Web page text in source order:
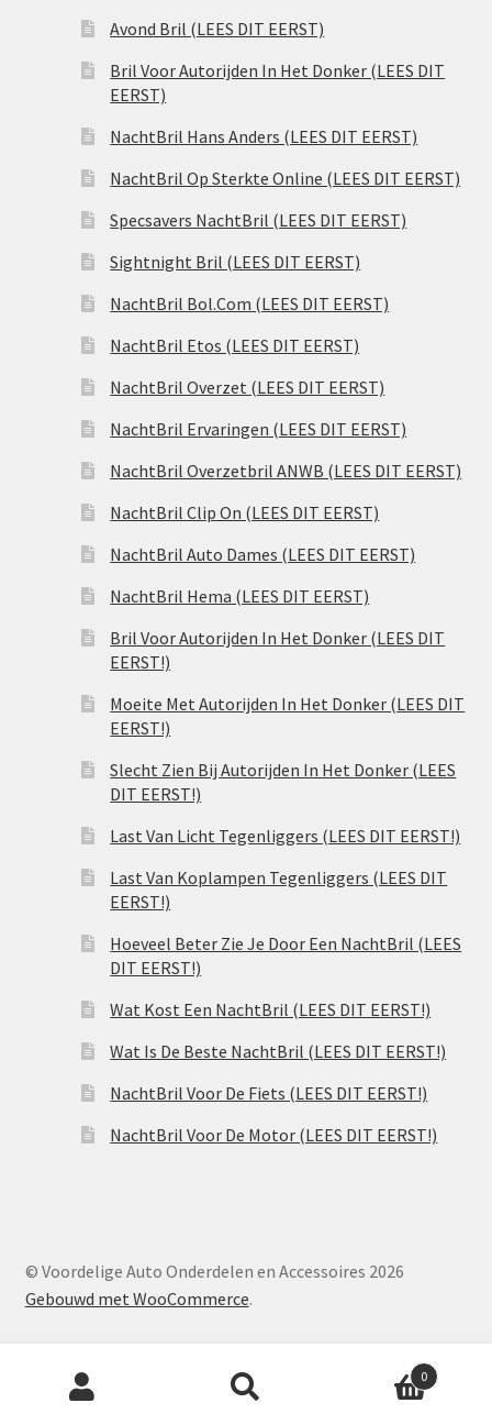
Avond Bril (LEES DIT EERST)
Bril Voor Autorijden In Het Donker (LEES DIT
EERST)
NachtBril Hans Anders (LEES DIT EERST)
NachtBril Op Sterkte Online (LEES DIT EERST)
Specsavers NachtBril (LEES DIT EERST)
Sightnight Bril (LEES DIT EERST)
NachtBril Bol.Com (LEES DIT EERST)
NachtBril Etos (LEES DIT EERST)
NachtBril Overzet (LEES DIT EERST)
NachtBril Ervaringen (LEES DIT EERST)
NachtBril Overzetbril ANWB (LEES DIT EERST)
NachtBril Clip On (LEES DIT EERST)
NachtBril Auto Dames (LEES DIT EERST)
NachtBril Hema (LEES DIT EERST)
Bril Voor Autorijden In Het Donker (LEES DIT
EERST!)
Moeite Met Autorijden In Het Donker (LEES DIT
EERST!)
Slecht Zien Bij Autorijden In Het Donker (LEES
DIT EERST!)
Last Van Licht Tegenliggers (LEES DIT EERST!)
Last Van Koplampen Tegenliggers (LEES DIT
EERST!)
Hoeveel Beter Zie Je Door Een NachtBril (LEES
DIT EERST!)
Wat Kost Een NachtBril (LEES DIT EERST!)
Wat Is De Beste NachtBril (LEES DIT EERST!)
NachtBril Voor De Fiets (LEES DIT EERST!)
NachtBril Voor De Motor (LEES DIT EERST!)
© Voordelige Auto Onderdelen en Accessoires 2026
Gebouwd met WooCommerce.
Producten
zoeken
0